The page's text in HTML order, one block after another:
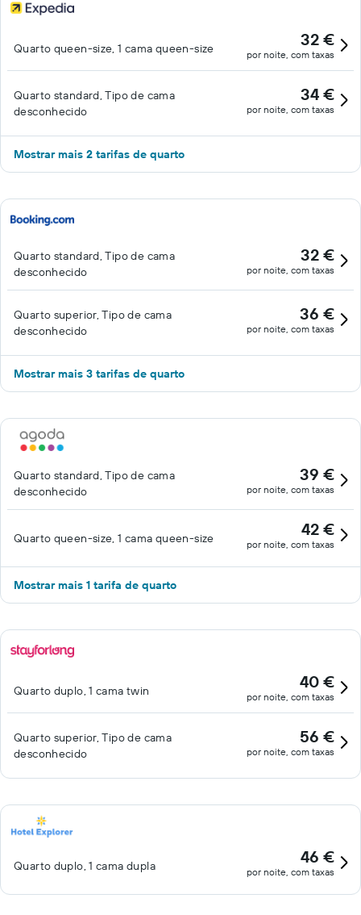
Quarto queen-size, 1 cama queen-size 32 €
por noite, com taxas
Quarto standard, Tipo de cama
desconhecido
34 €
por noite, com taxas
Mostrar mais 2 tarifas de quarto
Quarto standard, Tipo de cama
desconhecido
32 €
por noite, com taxas
Quarto superior, Tipo de cama
desconhecido
36 €
por noite, com taxas
Mostrar mais 3 tarifas de quarto
Quarto standard, Tipo de cama
desconhecido
39 €
por noite, com taxas
Quarto queen-size, 1 cama queen-size 42 €
por noite, com taxas
Mostrar mais 1 tarifa de quarto
Quarto duplo, 1 cama twin 40 €
por noite, com taxas
Quarto superior, Tipo de cama
desconhecido
56 €
por noite, com taxas
Quarto duplo, 1 cama dupla 46 €
por noite, com taxas